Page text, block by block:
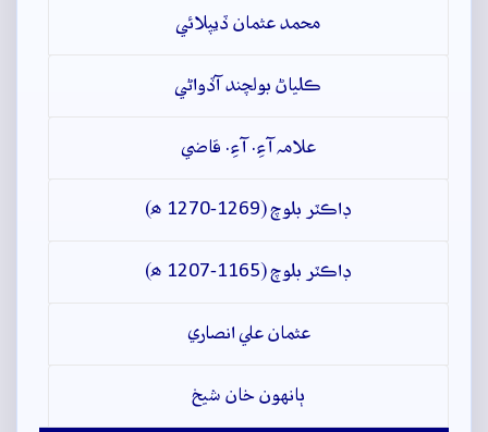
محمد عثمان ڏيپلائي
ڪلياڻ بولچند آڏواڻي
علامہ آءِ. آءِ. قاضي
ڊاڪٽر بلوچ (1269-1270 ھ)
ڊاڪٽر بلوچ (1165-1207 ھ)
عثمان علي انصاري
ٻانهون خان شيخ